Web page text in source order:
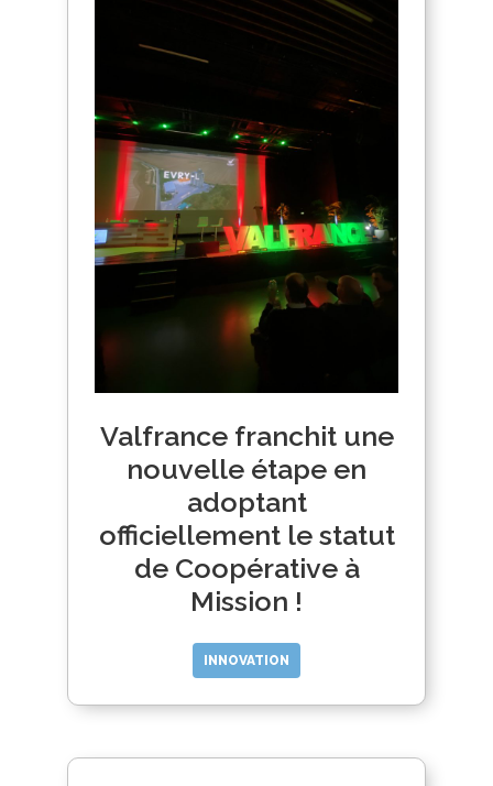
Valfrance franchit une
nouvelle étape en
adoptant
officiellement le statut
de Coopérative à
Mission !
INNOVATION